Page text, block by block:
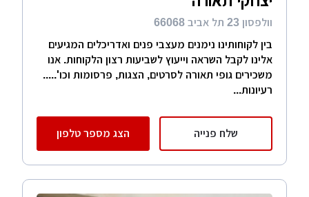
וולפסון 23 תל אביב 66068
בין לקוחותינו נימנים מעצבי פנים ואדריכלים המגיעים
אלינו לקבל השראה וייעוץ לשביעות רצון הלקוחות. אנו
משכירים גופי תאורה לסרטים, הצגות, פרסומות וכו'.....
רעיונות...
שלח פנייה הצג מספר טלפון